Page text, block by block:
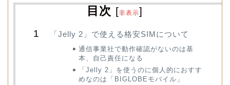
目次 [非表示]
「Jelly 2」で使える格安SIMについて
通信事業社で動作確認がないのは基
本、自己責任になる
「Jelly 2」を使うのに個人的におすす
めなのは「BIGLOBEモバイル」